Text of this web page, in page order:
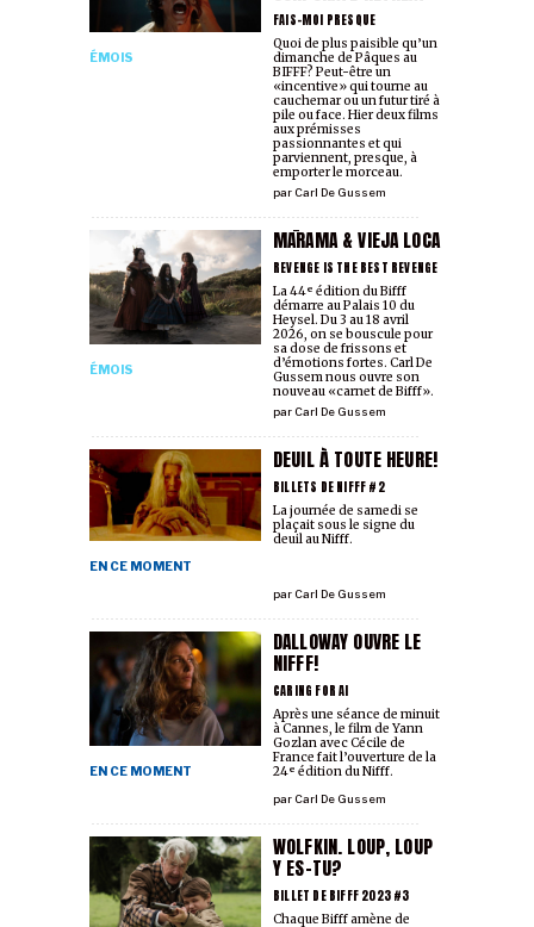
FAIS-MOI PRESQUE
ÉMOIS
par Carl De Gussem
Quoi de plus paisible qu’un
dimanche de Pâques au
BIFFF? Peut-être un
«incentive» qui tourne au
cauchemar ou un futur tiré à
pile ou face. Hier deux films
aux prémisses
passionnantes et qui
parviennent, presque, à
emporter le morceau.
MĀRAMA & VIEJA LOCA
REVENGE IS THE BEST REVENGE
ÉMOIS
par Carl De Gussem
La 44ᵉ édition du Bifff
démarre au Palais 10 du
Heysel. Du 3 au 18 avril
2026, on se bouscule pour
sa dose de frissons et
d’émotions fortes. Carl De
Gussem nous ouvre son
nouveau «carnet de Bifff».
DEUIL À TOUTE HEURE!
BILLETS DE NIFFF #2
EN CE MOMENT
par Carl De Gussem
La journée de samedi se
plaçait sous le signe du
deuil au Nifff.
DALLOWAY OUVRE LE
NIFFF!
CARING FOR AI
EN CE MOMENT
par Carl De Gussem
Après une séance de minuit
à Cannes, le film de Yann
Gozlan avec Cécile de
France fait l’ouverture de la
24ᵉ édition du Nifff.
WOLFKIN. LOUP, LOUP
Y ES-TU?
BILLET DE BIFFF 2023 #3
Chaque Bifff amène de